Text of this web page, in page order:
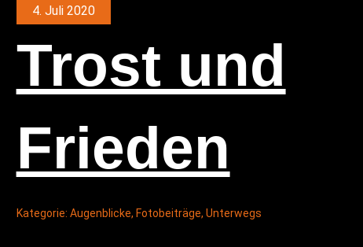
4. Juli 2020
Trost und
Frieden
Kategorie: Augenblicke, Fotobeiträge, Unterwegs